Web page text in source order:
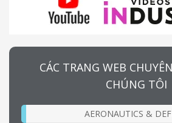
CÁC TRANG WEB
CHÚNG TÔI
AERONAUTICS &